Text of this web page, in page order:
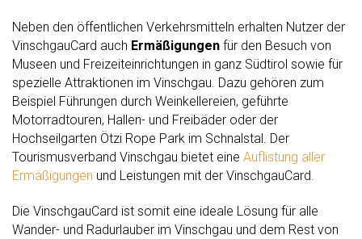
Neben den öffentlichen Verkehrsmitteln erhalten Nutzer der
VinschgauCard auch Ermäßigungen für den Besuch von
Museen und Freizeiteinrichtungen in ganz Südtirol sowie für
spezielle Attraktionen im Vinschgau. Dazu gehören zum
Beispiel Führungen durch Weinkellereien, geführte
Motorradtouren, Hallen- und Freibäder oder der
Hochseilgarten Ötzi Rope Park im Schnalstal. Der
Tourismusverband Vinschgau bietet eine Auflistung aller
Ermäßigungen und Leistungen mit der VinschgauCard.
Die VinschgauCard ist somit eine ideale Lösung für alle
Wander- und Radurlauber im Vinschgau und dem Rest von